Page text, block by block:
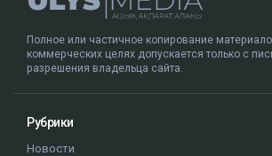
Полное или частичное копирование
коммерческих целях допускается только с
разрешения владельца сайта.
Рубрики
Новости